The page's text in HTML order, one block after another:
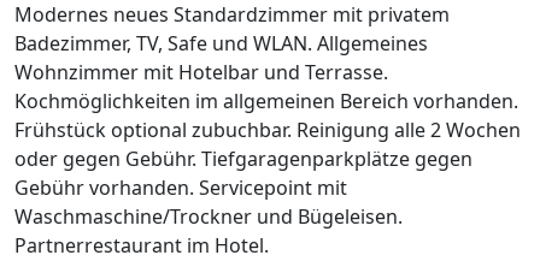
Modernes neues Standardzimmer mit privatem
Badezimmer, TV, Safe und WLAN. Allgemeines
Wohnzimmer mit Hotelbar und Terrasse.
Kochmöglichkeiten im allgemeinen Bereich vorhanden.
Frühstück optional zubuchbar. Reinigung alle 2 Wochen
oder gegen Gebühr. Tiefgaragenparkplätze gegen
Gebühr vorhanden. Servicepoint mit
Waschmaschine/Trockner und Bügeleisen.
Partnerrestaurant im Hotel.